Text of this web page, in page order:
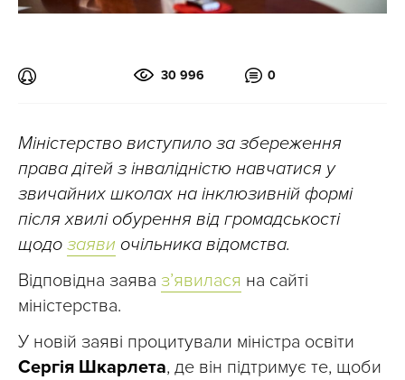
30 996 0
Міністерство виступило за збереження
права дітей з інвалідністю навчатися у
звичайних школах на інклюзивній формі
після хвилі обурення від громадськості
щодо заяви очільника відомства.
Відповідна заява з’явилася на сайті
міністерства.
У новій заяві процитували міністра освіти
Сергія Шкарлета, де він підтримує те, щоби